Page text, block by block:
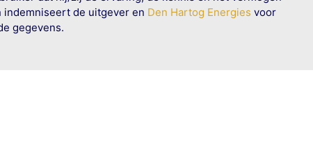
de uitgever en Den Hartog Energies voor
gegevens.